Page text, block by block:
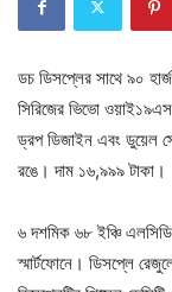
ডচ ডিসপ্লের সাথে ৯০
সিরিজের ভিভো ওয়াই১৯এস
ড্রপ ডিজাইন এবং ডুয়েল
রঙে। দাম ১৬,৯৯৯ টাকা।
৬ দশমিক ৬৮ ইঞ্চি এলসিডি
স্মার্টফোনে। ডিসপ্লে